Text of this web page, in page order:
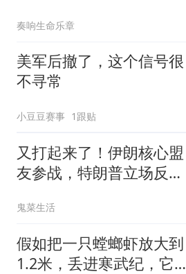
奏响生命乐章
美军后撤了，这个信号很
不寻常
小豆豆赛事 1跟贴
又打起来了！伊朗核心盟
友参战，特朗普立场反
鬼菜生活
假如把一只螳螂虾放大到
1.2米，丢进寒武纪，它能